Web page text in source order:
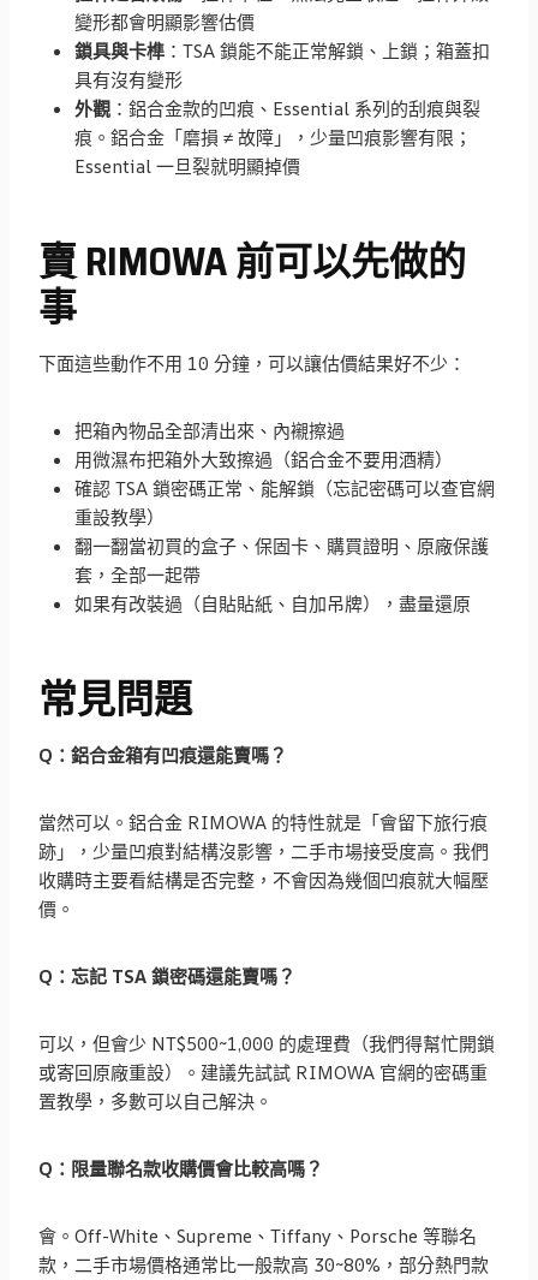
變形都會明顯影響估價
鎖具與卡榫 ：TSA 鎖能不能正常解鎖、上鎖；箱蓋扣
具有沒有變形
外觀 ：鋁合金款的凹痕、Essential 系列的刮痕與裂
痕。鋁合金「磨損 ≠ 故障」，少量凹痕影響有限；
Essential 一旦裂就明顯掉價
賣 RIMOWA 前可以先做的
事
下面這些動作不用 10 分鐘，可以讓估價結果好不少：
把箱內物品全部清出來、內襯擦過
用微濕布把箱外大致擦過（鋁合金不要用酒精）
確認 TSA 鎖密碼正常、能解鎖（忘記密碼可以查官網
重設教學）
翻一翻當初買的盒子、保固卡、購買證明、原廠保護
套，全部一起帶
如果有改裝過（自貼貼紙、自加吊牌），盡量還原
常見問題
Q：鋁合金箱有凹痕還能賣嗎？
當然可以。鋁合金 RIMOWA 的特性就是「會留下旅行痕
跡」，少量凹痕對結構沒影響，二手市場接受度高。我們
收購時主要看結構是否完整，不會因為幾個凹痕就大幅壓
價。
Q：忘記 TSA 鎖密碼還能賣嗎？
可以，但會少 NT$500~1,000 的處理費（我們得幫忙開鎖
或寄回原廠重設）。建議先試試 RIMOWA 官網的密碼重
置教學，多數可以自己解決。
Q：限量聯名款收購價會比較高嗎？
會。Off-White、Supreme、Tiffany、Porsche 等聯名
款，二手市場價格通常比一般款高 30~80%，部分熱門款